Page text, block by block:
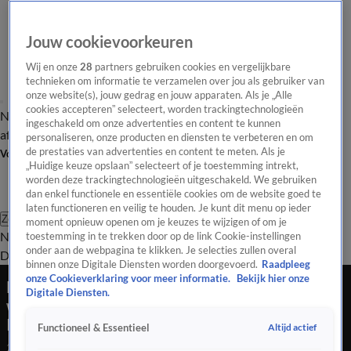
Nieuws van de DagOpinie van de Dag Onze categorieën Laatste
afleveringVideo's Nieuws van de Dag Podcast
Volg Nieuws van de Dag
Zoeken
Nieuws van de DagOpinie van de
Dag
Video'sUitzendingen PodcastPanelContact
Naturalis geeft ruim 28 duizend objecten,
waaronder zeldzame fossielen, terug aan
Indonesië
29 sep 2025, 19:02
Jouw cookievoorkeuren
Wij en onze28 partners gebruiken cookies en vergelijkbare
technieken om informatie te verzamelen over jou als gebruiker van
onze website(s), jouw gedrag en jouw apparaten. Als je „Alle
cookies accepteren” selecteert, worden trackingtechnologieën
ingeschakeld om onze advertenties en content te kunnen
personaliseren, onze producten en diensten te verbeteren en om
de prestaties van advertenties en content te meten. Als je
„Huidige keuze opslaan” selecteert of je toestemming intrekt,
worden deze trackingtechnologieën uitgeschakeld. We gebruiken
dan enkel functionele en essentiële cookies om de website goed te
laten functioneren en veilig te houden. Je kunt dit menu op ieder
moment opnieuw openen om je keuzes te wijzigen of om je
toestemming in te trekken door op de link Cookie-instellingen
onder aan de webpagina te klikken. Je selecties zullen overal
binnen onze Digitale Diensten worden doorgevoerd. Raadpleeg
onze Cookieverklaring voor meer informatie.
Bekijk hier onze
Digitale Diensten.
Functioneel & Essentieel Altijd actief